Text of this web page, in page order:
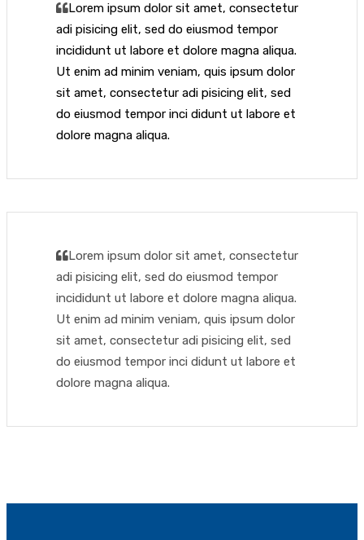
Lorem ipsum dolor sit amet, consectetur
adi pisicing elit, sed do eiusmod tempor
incididunt ut labore et dolore magna aliqua.
Ut enim ad minim veniam, quis ipsum dolor
sit amet, consectetur adi pisicing elit, sed
do eiusmod tempor inci didunt ut labore et
dolore magna aliqua.
Lorem ipsum dolor sit amet, consectetur
adi pisicing elit, sed do eiusmod tempor
incididunt ut labore et dolore magna aliqua.
Ut enim ad minim veniam, quis ipsum dolor
sit amet, consectetur adi pisicing elit, sed
do eiusmod tempor inci didunt ut labore et
dolore magna aliqua.